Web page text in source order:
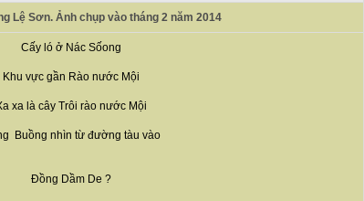
Lệ Sơn. Ảnh chụp vào tháng 2 năm 2014
Cấy ló ở Nác Sốong
Khu vực gần Rào nước Mội
xa là cây Trôi rào nước Mội
Buồng nhìn từ đường tàu vào
Đồng Dầm De ?